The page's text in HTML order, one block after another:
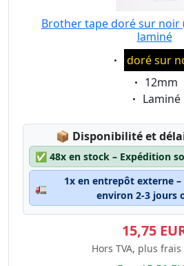
Brother tape doré sur noir
laminé
Eigenschaft:
doré sur
12mm
Eigenschaft:
Laminé
📦 Lagerstatus:
Disponibilité et
✅ 48x en stock – Expédition
🚛
1x en entrepôt externe
environ 2-3 jours
15,75
Hors TVA, plus